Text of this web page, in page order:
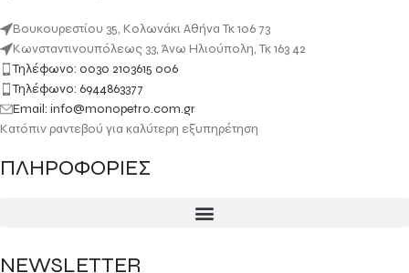
Βουκουρεστίου 35, Κολωνάκι Αθήνα Τκ 106 73
Κωνσταντινουπόλεως 33, Άνω Ηλιούπολη, Τκ 163 42
Τηλέφωνο: 0030 2103615 006
Τηλέφωνο: 6944863377
Email: info@monopetro.com.gr
Κατόπιν ραντεβού για καλύτερη εξυπηρέτηση
ΠΛΗΡΟΦΟΡΙΕΣ
NEWSLETTER